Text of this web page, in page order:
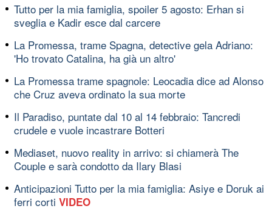
Tutto per la mia famiglia, spoiler 5 agosto: Erhan si
sveglia e Kadir esce dal carcere
La Promessa, trame Spagna, detective gela Adriano:
'Ho trovato Catalina, ha già un altro'
La Promessa trame spagnole: Leocadia dice ad Alonso
che Cruz aveva ordinato la sua morte
Il Paradiso, puntate dal 10 al 14 febbraio: Tancredi
crudele e vuole incastrare Botteri
Mediaset, nuovo reality in arrivo: si chiamerà The
Couple e sarà condotto da Ilary Blasi
Anticipazioni Tutto per la mia famiglia: Asiye e Doruk ai
ferri corti VIDEO